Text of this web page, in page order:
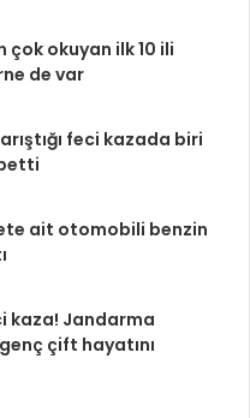
çok okuyan ilk 10 ili
de var
feci kazada biri
ait otomobili benzin
kaza! Jandarma
çift hayatını